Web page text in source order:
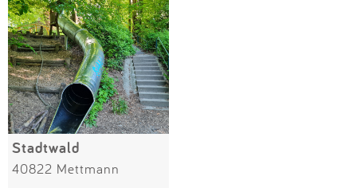
Anmelden
SPIELGERÄTE
Alle Filter (1) zurücksetzen
Stadtwald
40822 Mettmann